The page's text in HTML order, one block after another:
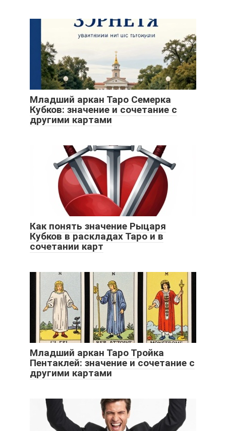
Младший аркан Таро Семерка
Кубков: значение и сочетание с
другими картами
Как понять значение Рыцаря
Кубков в раскладах Таро и в
сочетании карт
Младший аркан Таро Тройка
Пентаклей: значение и сочетание с
другими картами